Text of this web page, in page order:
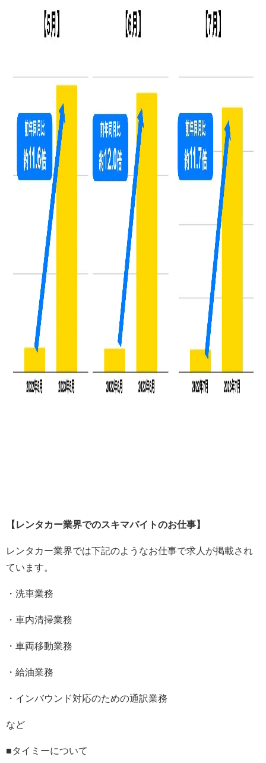
【レンタカー業界でのスキマバイトのお仕事】
レンタカー業界では下記のようなお仕事で求人が掲載され
ています。
・洗車業務
・車内清掃業務
・車両移動業務
・給油業務
・インバウンド対応のための通訳業務
など
■タイミーについて